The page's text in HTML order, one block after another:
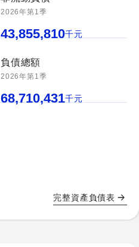
2026年第1季
43,855,810千元
負債總額
2026年第1季
68,710,431千元
完整資產負債表